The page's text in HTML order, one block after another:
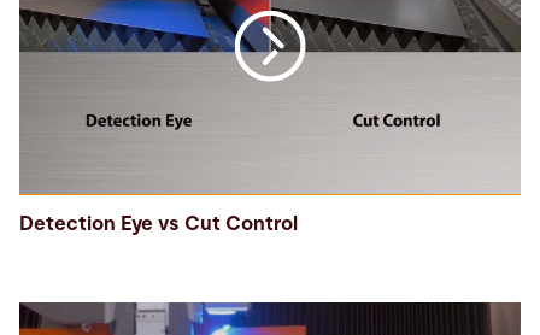
Detection Eye vs Cut Control